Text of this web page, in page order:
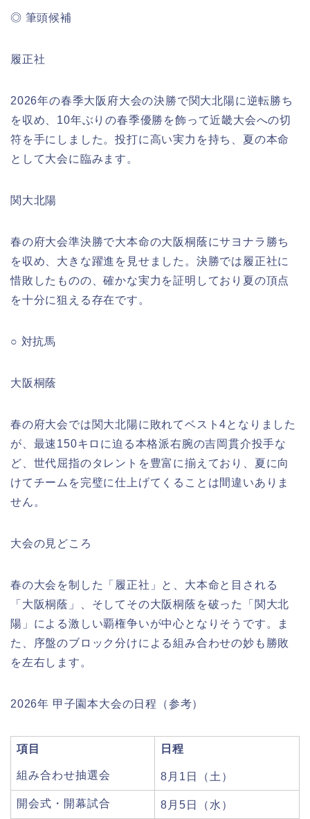
◎ 筆頭候補
履正社
2026年の春季大阪府大会の決勝で関大北陽に逆転勝ち
を収め、10年ぶりの春季優勝を飾って近畿大会への切
符を手にしました。投打に高い実力を持ち、夏の本命
として大会に臨みます。
関大北陽
春の府大会準決勝で大本命の大阪桐蔭にサヨナラ勝ち
を収め、大きな躍進を見せました。決勝では履正社に
惜敗したものの、確かな実力を証明しており夏の頂点
を十分に狙える存在です。
○ 対抗馬
大阪桐蔭
春の府大会では関大北陽に敗れてベスト4となりました
が、最速150キロに迫る本格派右腕の吉岡貫介投手な
ど、世代屈指のタレントを豊富に揃えており、夏に向
けてチームを完璧に仕上げてくることは間違いありま
せん。
大会の見どころ
春の大会を制した「履正社」と、大本命と目される
「大阪桐蔭」、そしてその大阪桐蔭を破った「関大北
陽」による激しい覇権争いが中心となりそうです。ま
た、序盤のブロック分けによる組み合わせの妙も勝敗
を左右します。
2026年 甲子園本大会の日程（参考）
項目 日程
組み合わせ抽選会 8月1日（土）
開会式・開幕試合 8月5日（水）